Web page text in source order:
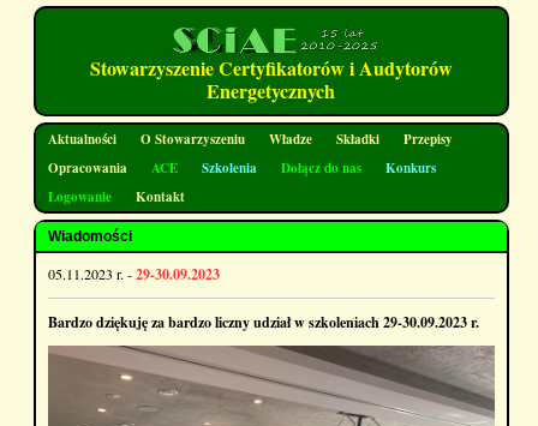
Stowarzyszenie Certyfikatorów i Audytorów
Energetycznych
Aktualności O Stowarzyszeniu Władze Składki
Przepisy
Opracowania
ACE Szkolenia Dołącz do nas
Konkurs
Logowanie
Kontakt
Wiadomości
05.11.2023 r. -29-30.09.2023
Bardzo dziękuję za bardzo liczny udział w szkoleniach 29-30.09.2023 r.